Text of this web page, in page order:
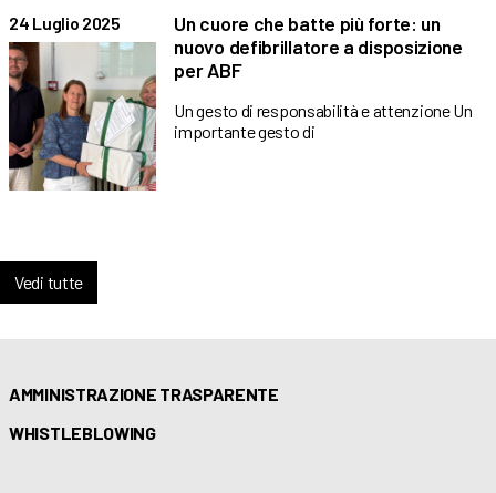
24 Luglio 2025
Un cuore che batte più forte: un
nuovo defibrillatore a disposizione
per ABF
Un gesto di responsabilità e attenzione Un
importante gesto di
Vedi tutte
AMMINISTRAZIONE TRASPARENTE
WHISTLEBLOWING